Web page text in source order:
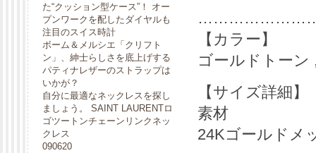
た“クッション型ケース”！ オー
プンワークを配したダイヤルも
注目のスイス時計
ボーム＆メルシエ「クリフト
ン」、紳士らしさを底上げする
パティナレザーのストラップは
いかが？
自分に最適なネックレスを探し
ましょう。 SAINT LAURENTロ
ゴツートンチェーンリンクネッ
クレス
090620
【カラー】
ゴールドトーン
【サイズ詳細】
素材
24Kゴールドメ